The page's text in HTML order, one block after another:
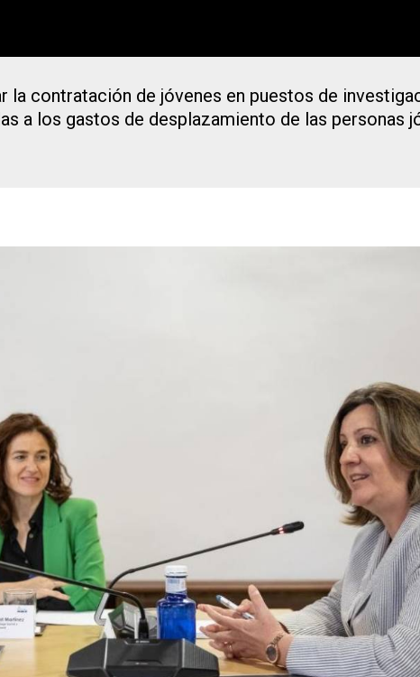
la contratación de jóvenes en puestos de
a los gastos de desplazamiento de las personas